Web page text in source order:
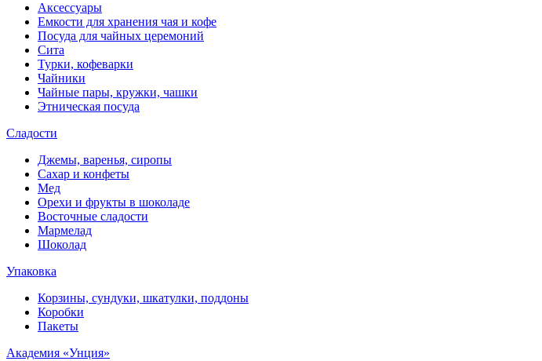
Аксессуары
Емкости для хранения чая и кофе
Посуда для чайных церемоний
Сита
Турки, кофеварки
Чайники
Чайные пары, кружки, чашки
Этническая посуда
Сладости
Джемы, варенья, сиропы
Сахар и конфеты
Мед
Орехи и фрукты в шоколаде
Восточные сладости
Мармелад
Шоколад
Упаковка
Корзины, сундуки, шкатулки, поддоны
Коробки
Пакеты
Академия «Унция»